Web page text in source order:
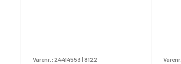
Varenr.: 24414553 | 8122